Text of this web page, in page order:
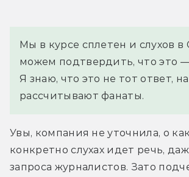
Мы в курсе сплетен и слухов
можем подтвердить, что это
Я знаю, что это не тот ответ,
рассчитывают фанаты.
Увы, компания не уточнила, о
конкретно слухах идет речь,
запроса журналистов. Зато